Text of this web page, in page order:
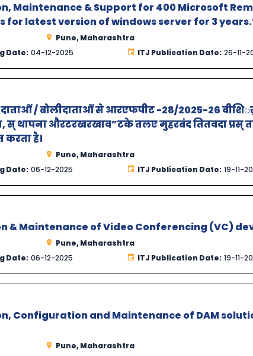
Maintenance & Support for 400 Microsoft
for latest version of windows server for 3
Pune, Maharashtra
Date: 04-12-2025 ITJ Publication Date: 26-11-
दाताओं / बोलीदाताओं से आरएफपीट -28/2025-26
औरटरखरखाव”टके तलए मुहरबंद तितवदा प्रस्
करता है।
Pune, Maharashtra
Date: 06-12-2025 ITJ Publication Date: 19-11-
& Maintenance of Video Conferencing (VC)
Pune, Maharashtra
Date: 06-12-2025 ITJ Publication Date: 19-11-
Configuration and Maintenance of DAM
Pune, Maharashtra